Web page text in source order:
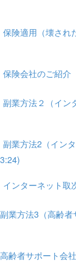
険適用（壊され
険会社のご紹介
業方法２（イン
業方法2（イン
ンターネット取
業方法3（高齢者
齢者サポート会